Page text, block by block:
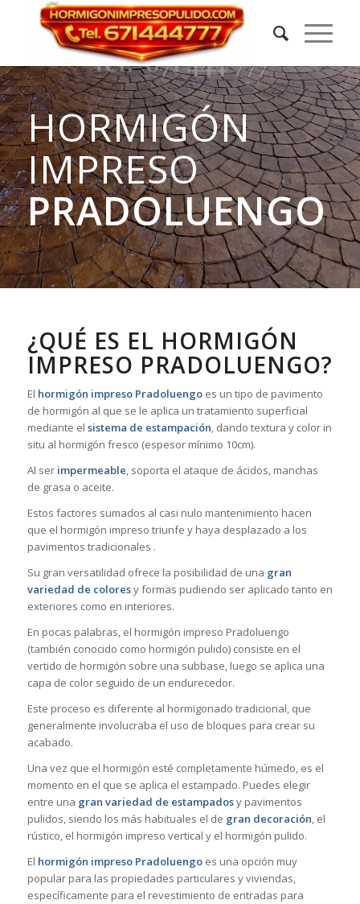
HORMIGÓN
IMPRESO
PRADOLUENGO
¿QUÉ ES EL HORMIGÓN
IMPRESO PRADOLUENGO?
El hormigón impreso Pradoluengoes un tipo de pavimento
de hormigón al que se le aplica un tratamiento superficial
mediante el sistema de estampación, dando textura y color in
situ al hormigón fresco (espesor mínimo 10cm).
Al ser impermeable, soporta el ataque de ácidos, manchas
de grasa o aceite.
Estos factores sumados al casi nulo mantenimiento hacen
que el hormigón impreso triunfe y haya desplazado a los
pavimentos tradicionales .
Su gran versatilidad ofrece la posibilidad de una gran
variedad de coloresy formas pudiendo ser aplicado tanto en
exteriores como en interiores.
En pocas palabras, el hormigón impreso Pradoluengo
(también conocido como hormigón pulido) consiste en el
vertido de hormigón sobre una subbase, luego se aplica una
capa de color seguido de un endurecedor.
Este proceso es diferente al hormigonado tradicional, que
generalmente involucraba el uso de bloques para crear su
acabado.
Una vez que el hormigón esté completamente húmedo, es el
momento en el que se aplica el estampado. Puedes elegir
entre una gran variedad de estampadosy pavimentos
pulidos, siendo los más habituales el de gran decoración, el
rústico, el hormigón impreso vertical y el hormigón pulido.
El hormigón impreso Pradoluengoes una opción muy
popular para las propiedades particulares y viviendas,
específicamente para el revestimiento de entradas para